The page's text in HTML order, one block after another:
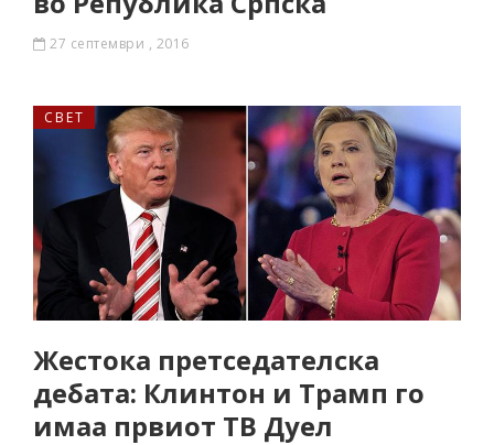
27 септември , 2016
СВЕТ
Жестока претседателска
дебата: Клинтон и Трамп го
имаа првиот ТВ Дуел